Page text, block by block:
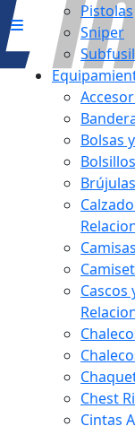
Pistolas
Sniper
Bolsas
Bolsillos
Brújulas
Cascos
Chest
Cintas